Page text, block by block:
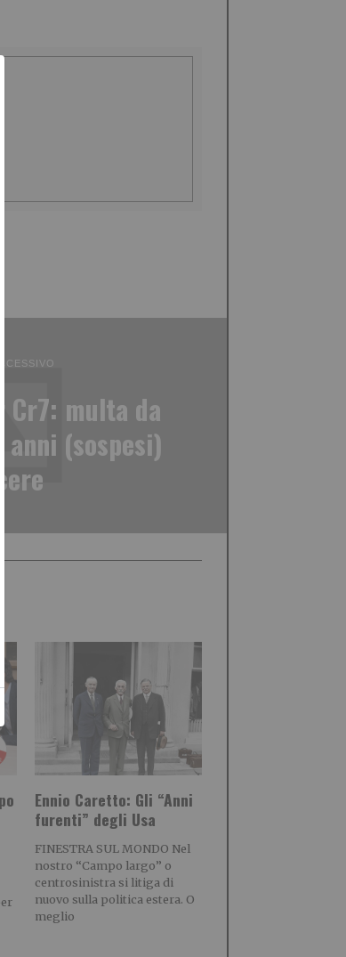
Cr7: multa da
(sospesi)
Ennio Caretto: Gli “Anni
furenti” degli Usa
FINESTRA SUL MONDO Nel
nostro “Campo largo” o
centrosinistra si litiga di
nuovo sulla politica estera. O
meglio